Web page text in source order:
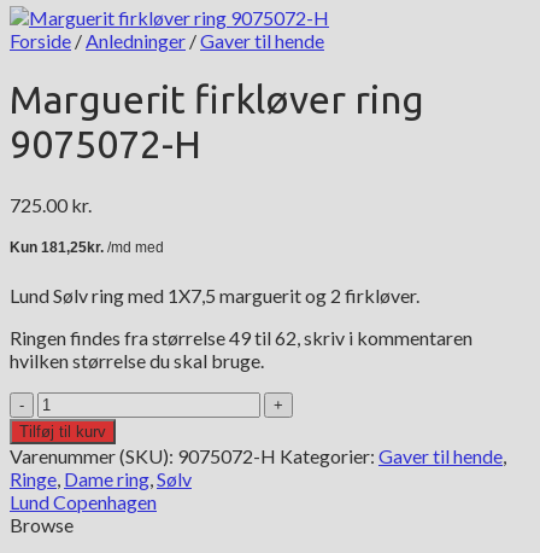
Forside /Anledninger /Gaver til hende
Marguerit firkløver ring
9075072-H
725.00 kr.
Lund Sølv ring med 1X7,5 marguerit og 2 firkløver.
Ringen findes fra størrelse 49 til 62, skriv i kommentaren
hvilken størrelse du skal bruge.
Marguerit
firkløver
ring
9075072-
H
antal
Tilføj til kurv
Varenummer (SKU): 9075072-H Kategorier: Gaver til hende,
Ringe, Dame ring,Sølv
Lund Copenhagen
Browse